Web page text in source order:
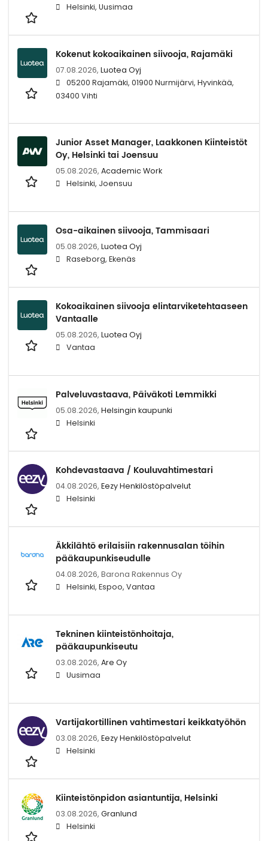
Helsinki, Uusimaa
Kokenut kokoaikainen siivooja, Rajamäki
07.08.2026, Luotea Oyj
05200 Rajamäki, 01900 Nurmijärvi, Hyvinkää,
03400 Vihti
Junior Asset Manager, Laakkonen Kiinteistöt
Oy, Helsinki tai Joensuu
05.08.2026, Academic Work
Helsinki, Joensuu
Osa-aikainen siivooja, Tammisaari
05.08.2026, Luotea Oyj
Raseborg, Ekenäs
Kokoaikainen siivooja elintarviketehtaaseen
Vantaalle
05.08.2026, Luotea Oyj
Vantaa
Palveluvastaava, Päiväkoti Lemmikki
05.08.2026, Helsingin kaupunki
Helsinki
Kohdevastaava / Kouluvahtimestari
04.08.2026, Eezy Henkilöstöpalvelut
Helsinki
Äkkilähtö erilaisiin rakennusalan töihin
pääkaupunkiseudulle
04.08.2026, Barona Rakennus Oy
Helsinki, Espoo, Vantaa
Tekninen kiinteistönhoitaja,
pääkaupunkiseutu
03.08.2026, Are Oy
Uusimaa
Vartijakortillinen vahtimestari keikkatyöhön
03.08.2026, Eezy Henkilöstöpalvelut
Helsinki
Kiinteistönpidon asiantuntija, Helsinki
03.08.2026, Granlund
Helsinki